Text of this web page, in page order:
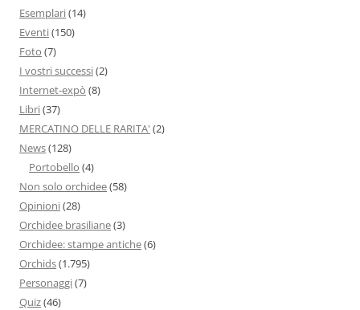
Esemplari(14)
Eventi(150)
Foto (7)
I vostri successi(2)
Internet-expò (8)
Libri(37)
MERCATINO DELLE RARITA' (2)
News(128)
Portobello (4)
Non solo orchidee(58)
Opinioni(28)
Orchidee brasiliane(3)
Orchidee: stampe antiche(6)
Orchids(1.795)
Personaggi(7)
Quiz(46)